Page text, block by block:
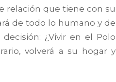
relación que tiene con su
de todo lo humano y de
¿Vivir en el Polo
volverá a su hogar y